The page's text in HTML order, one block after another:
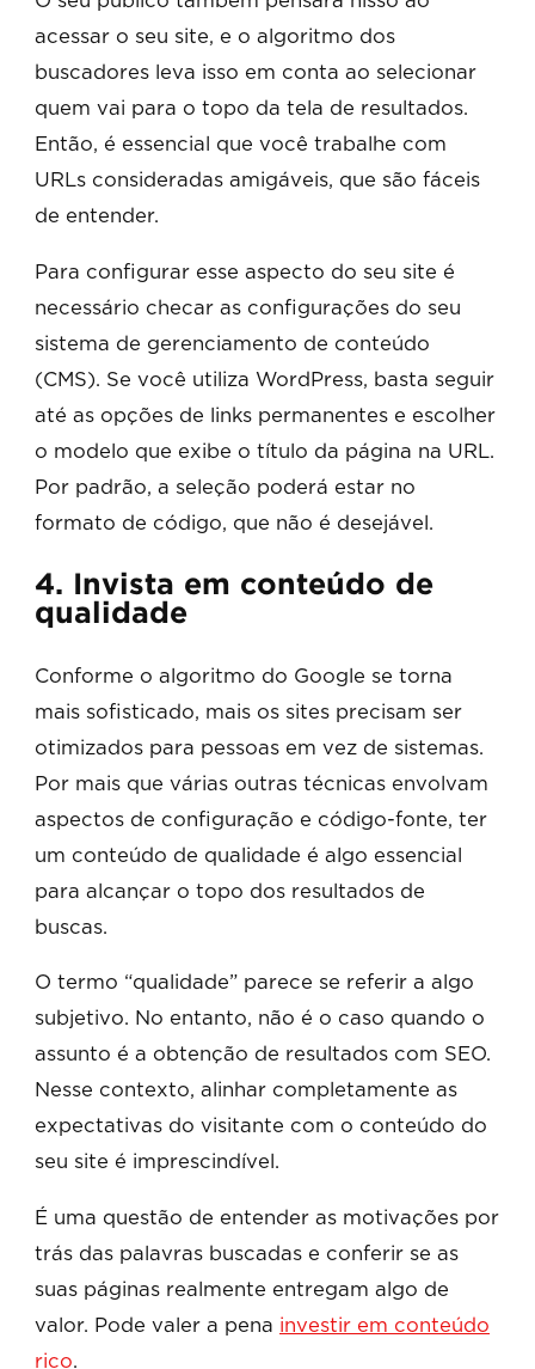
acessar o seu site, e o algoritmo dos
buscadores leva isso em conta ao selecionar
quem vai para o topo da tela de resultados.
Então, é essencial que você trabalhe com
URLs consideradas amigáveis, que são fáceis
de entender.
Para configurar esse aspecto do seu site é
necessário checar as configurações do seu
sistema de gerenciamento de conteúdo
(CMS). Se você utiliza WordPress, basta seguir
até as opções de links permanentes e escolher
o modelo que exibe o título da página na URL.
Por padrão, a seleção poderá estar no
formato de código, que não é desejável.
4. Invista em conteúdo de
qualidade
Conforme o algoritmo do Google se torna
mais sofisticado, mais os sites precisam ser
otimizados para pessoas em vez de sistemas.
Por mais que várias outras técnicas envolvam
aspectos de configuração e código-fonte, ter
um conteúdo de qualidade é algo essencial
para alcançar o topo dos resultados de
buscas.
O termo “qualidade” parece se referir a algo
subjetivo. No entanto, não é o caso quando o
assunto é a obtenção de resultados com SEO.
Nesse contexto, alinhar completamente as
expectativas do visitante com o conteúdo do
seu site é imprescindível.
É uma questão de entender as motivações por
trás das palavras buscadas e conferir se as
suas páginas realmente entregam algo de
valor. Pode valer a pena investir em conteúdo
rico.